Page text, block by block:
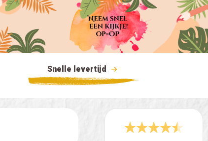
Snelle levertijd